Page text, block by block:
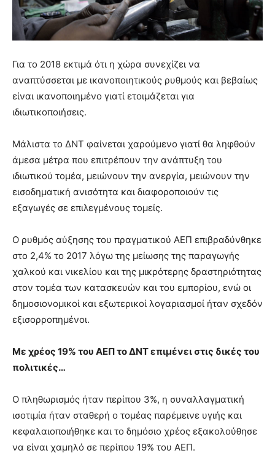
Για το 2018 εκτιμά ότι η χώρα συνεχίζει να
αναπτύσσεται με ικανοποιητικούς ρυθμούς και βεβαίως
είναι ικανοποιημένο γιατί ετοιμάζεται για
ιδιωτικοποιήσεις.
Μάλιστα το ΔΝΤ φαίνεται χαρούμενο γιατί θα ληφθούν
άμεσα μέτρα που επιτρέπουν την ανάπτυξη του
ιδιωτικού τομέα, μειώνουν την ανεργία, μειώνουν την
εισοδηματική ανισότητα και διαφοροποιούν τις
εξαγωγές σε επιλεγμένους τομείς.
Ο ρυθμός αύξησης του πραγματικού ΑΕΠ επιβραδύνθηκε
στο 2,4% το 2017 λόγω της μείωσης της παραγωγής
χαλκού και νικελίου και της μικρότερης δραστηριότητας
στον τομέα των κατασκευών και του εμπορίου, ενώ οι
δημοσιονομικοί και εξωτερικοί λογαριασμοί ήταν σχεδόν
εξισορροπημένοι.
Με χρέος 19% του ΑΕΠ το ΔΝΤ επιμένει στις δικές του
πολιτικές…
Ο πληθωρισμός ήταν περίπου 3%, η συναλλαγματική
ισοτιμία ήταν σταθερή ο τομέας παρέμεινε υγιής και
κεφαλαιοποιήθηκε και το δημόσιο χρέος εξακολούθησε
να είναι χαμηλό σε περίπου 19% του ΑΕΠ.